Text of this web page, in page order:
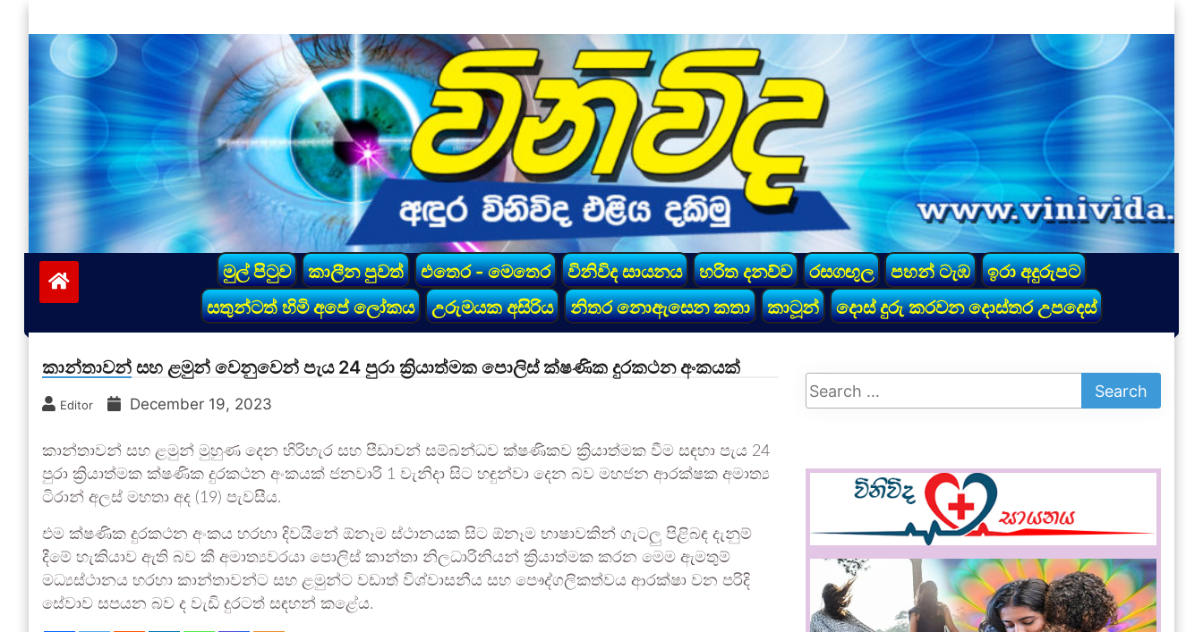
to
content
vinivida.lk
මුල් පිටුව කාලීන පුවත් එතෙර - මෙතෙර විනිවිද සායනය හරිත දනව්ව රසගඟුල පහන් ටැඹ
ඉරා අදුරුපට
සතුන්ටත් හිමි අපේ ලෝකය
උරුමයක අසිරිය නිතර නොඇසෙන කතා කාටූන් දොස් දුරු කරවන දොස්තර උපදෙස්
කාන්තාවන් සහ ළමුන් වෙනුවෙන් පැය 24 පුරා ක්‍රියාත්මක පොලිස් ක්ෂණික දුරකථන අංකයක්
Editor December 19, 2023
කාන්තාවන් සහ ළමුන් මුහුණ දෙන හිරිහැර සහ පීඩාවන් සම්බන්ධව ක්ෂණිකව ක්‍රියාත්මක වීම සඳහා පැය 24
පුරා ක්‍රියාත්මක ක්ෂණික දුරකථන අංකයක් ජනවාරි 1 වැනිදා සිට හඳුන්වා දෙන බව මහජන ආරක්ෂක අමාත්‍ය
ටිරාන් අලස් මහතා අද (19) පැවසීය.
එම ක්ෂණික දුරකථන අංකය හරහා දිවයිනේ ඕනෑම ස්ථානයක සිට ඕනෑම භාෂාවකින් ගැටලු පිළිබඳ දැනුම්
දීමේ හැකියාව ඇති බව කී අමාත්‍යවරයා පොලිස් කාන්තා නිලධාරිනියන් ක්‍රියාත්මක කරන මෙම ඇමතුම්
මධ්‍යස්ථානය හරහා කාන්තාවන්ට සහ ළමුන්ට වඩාත් විශ්වාසනීය සහ පෞද්ගලිකත්වය ආරක්ෂා වන පරිදි
සේවාව සපයන බව ද වැඩි දුරටත් සඳහන් කළේය.